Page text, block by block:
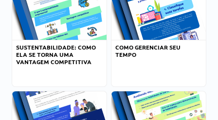
SUSTENTABILIDADE: COMO
ELA SE TORNA UMA
VANTAGEM COMPETITIVA
COMO GERENCIAR SEU
TEMPO